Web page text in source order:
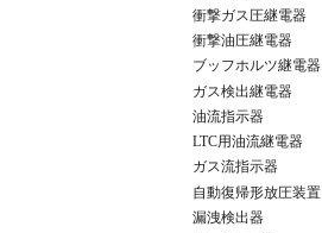
衝撃ガス圧継電器
衝撃油圧継電器
ブッフホルツ継電器
ガス検出継電器
油流指示器
LTC用油流継電器
ガス流指示器
自動復帰形放圧装置
漏洩検出器